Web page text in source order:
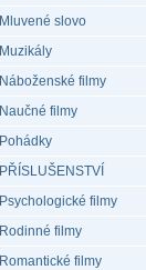
Mluvené slovo
Muzikály
Náboženské filmy
Naučné filmy
Pohádky
PŘÍSLUŠENSTVÍ
Psychologické filmy
Rodinné filmy
Romantické filmy